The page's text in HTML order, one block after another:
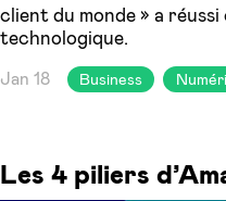
client du monde » a
technologique.
Jan 18 Business
Les 4 piliers